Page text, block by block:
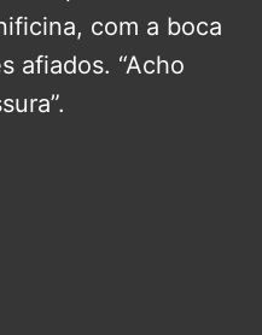
com a boca
afiados. “Acho